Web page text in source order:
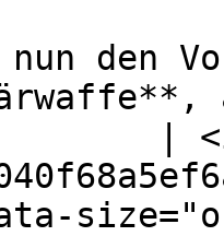
nun den
|